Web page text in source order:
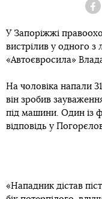
У Запоріжжі
вистрілив у одного з
«Автоєвросила»
На чоловіка напали
він зробив
під машини. Один із
відповідь у
«Нападник дістав